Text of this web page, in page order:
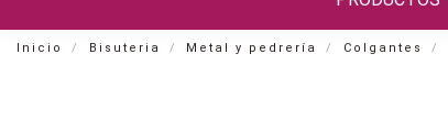
Inicio Bisuteria Metal y pedrería Colgantes